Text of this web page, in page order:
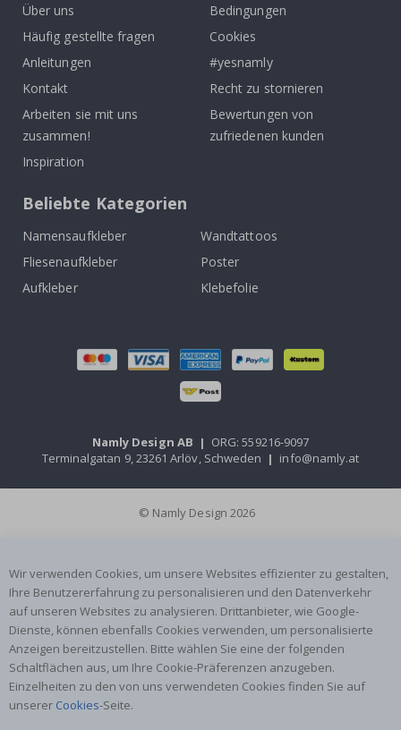
Über uns
Häufig gestellte fragen
Anleitungen
Kontakt
Arbeiten sie mit uns
zusammen!
Inspiration
Bedingungen
Cookies
#yesnamly
Recht zu stornieren
Bewertungen von
zufriedenen kunden
Beliebte Kategorien
Namensaufkleber
Wandtattoos
Fliesenaufkleber
Poster
Aufkleber
Klebefolie
Namly Design AB | ORG: 559216-9097
Terminalgatan 9, 23261 Arlöv, Schweden | info@namly.at
© Namly Design 2026
Wir verwenden Cookies, um unsere Websites effizienter zu gestalten,
Ihre Benutzererfahrung zu personalisieren und den Datenverkehr
auf unseren Websites zu analysieren. Drittanbieter, wie Google-
Dienste, können ebenfalls Cookies verwenden, um personalisierte
Anzeigen bereitzustellen. Bitte wählen Sie eine der folgenden
Schaltflächen aus, um Ihre Cookie-Präferenzen anzugeben.
Einzelheiten zu den von uns verwendeten Cookies finden Sie auf
unserer Cookies-Seite.